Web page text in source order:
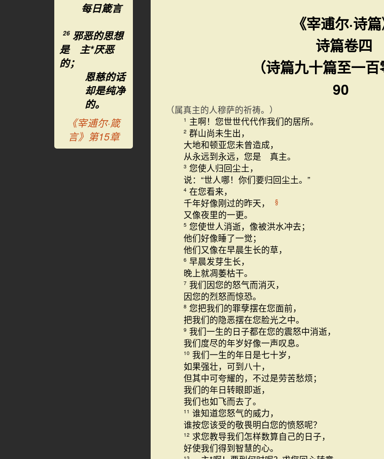
《宰逋尔·诗篇
诗篇卷四
（诗篇九十篇至一百
90
（属真主的人穆萨的祈祷。）
1 主啊！您世世代代作我们的居所。
2 群山尚未生出，
大地和顿亚您未曾造成，
从永远到永远，您是 真主。
3 您使人归回尘土，
说：“世人哪！你们要归回尘土。”
4 在您看来，
千年好像刚过的昨天，
§
又像夜里的一更。
5 您使世人消逝，像被洪水冲去；
他们好像睡了一觉；
他们又像在早晨生长的草，
6 早晨发芽生长，
晚上就凋萎枯干。
7 我们因您的怒气而消灭，
因您的烈怒而惊恐。
8 您把我们的罪孽摆在您面前，
把我们的隐恶摆在您脸光之中。
9 我们一生的日子都在您的震怒中消逝，
我们度尽的年岁好像一声叹息。
10 我们一生的年日是七十岁，
如果强壮，可到八十，
但其中可夸耀的，不过是劳苦愁烦；
我们的年日转眼即逝，
我们也如飞而去了。
11 谁知道您怒气的威力，
谁按您该受的敬畏明白您的愤怒呢？
12 求您教导我们怎样数算自己的日子，
好使我们得到智慧的心。
13
每日箴言
26 邪恶的思想
是 主*厌恶
的；
恩慈的话
却是纯净
的。
《宰逋尔·箴
言》第15章